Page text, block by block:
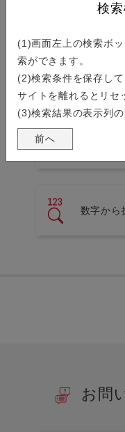
検
(1)画面左上の検索ボ
索ができます。
(2)検索条件を保存し
サイトを離れるとリセ
(3)検索結果の表示列の
前へ
シリーズから探す
シリーズ名の一覧から
アルフ
数字から
お問